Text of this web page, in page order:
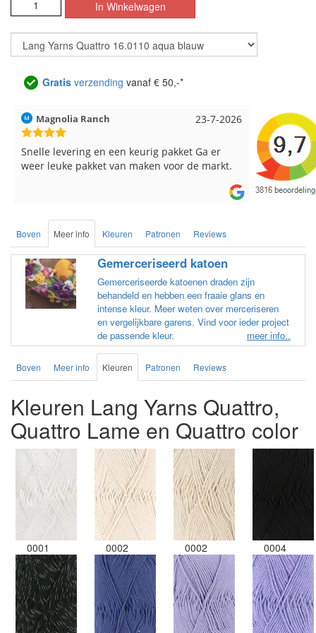
Gratis verzending vanaf € 50,-*
17-7-2026
Hilde uit Loyers
Reeds meerdere keren breigaren en
breinaalden besteld, altijd heel tevreden over
Loes uit
Snelle
Boven Meer info Kleuren Patronen Reviews
Gemerceriseerd katoen
Gemerceriseerde katoenen draden zijn
behandeld en hebben een fraaie glans en
intense kleur. Meer weten over merceriseren
en vergelijkbare garens. Vind voor ieder project
de passende kleur.
meer info..
Boven Meer info Kleuren Patronen Reviews
Kleuren Lang Yarns Quattro,
Quattro Lame en Quattro color
0001 0002 0002 0004